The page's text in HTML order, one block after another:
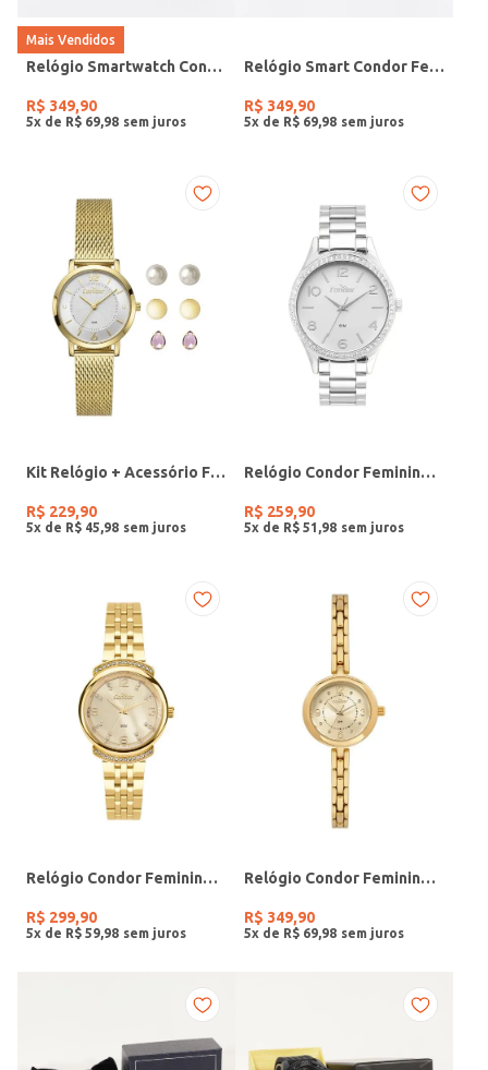
Mais Vendidos
Relógio Smartwatch Condor PRETO
R$ 349,90
5x de R$ 69 98
Relógio Smart Condor Feminino ROSE
R$ 349,90
5x de R$ 69 98
Kit Relógio + Acessório Feminino DOURADO
R$ 229,90
5x de R$ 45 98
Relógio Condor Feminino PRATA
R$ 259,90
5x de R$ 51 98
Relógio Condor Feminino DOURADO
R$ 299,90
5x de R$ 59 98
Relógio Condor Feminino DOURADO
R$ 349,90
5x de R$ 69 98